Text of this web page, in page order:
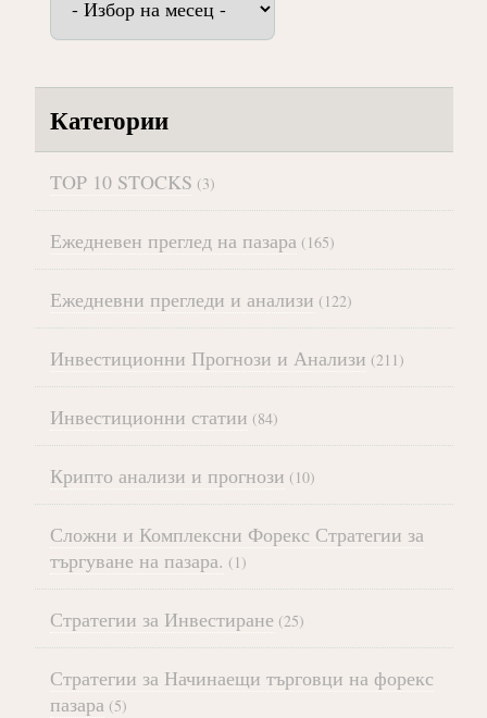
Категории
TOP 10 STOCKS (3)
Ежедневен преглед на пазара (165)
Ежедневни прегледи и анализи (122)
Инвестиционни Прогнози и Анализи (211)
Инвестиционни статии (84)
Крипто анализи и прогнози (10)
Сложни и Комплексни Форекс Стратегии за
търгуване на пазара. (1)
Стратегии за Инвестиране (25)
Стратегии за Начинаещи търговци на форекс
пазара (5)